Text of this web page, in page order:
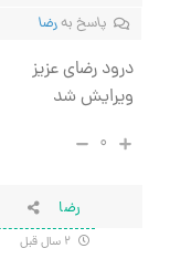
پاسخ بهرضا
درود رضای عزیز
ویرایش شد
۰
رضا